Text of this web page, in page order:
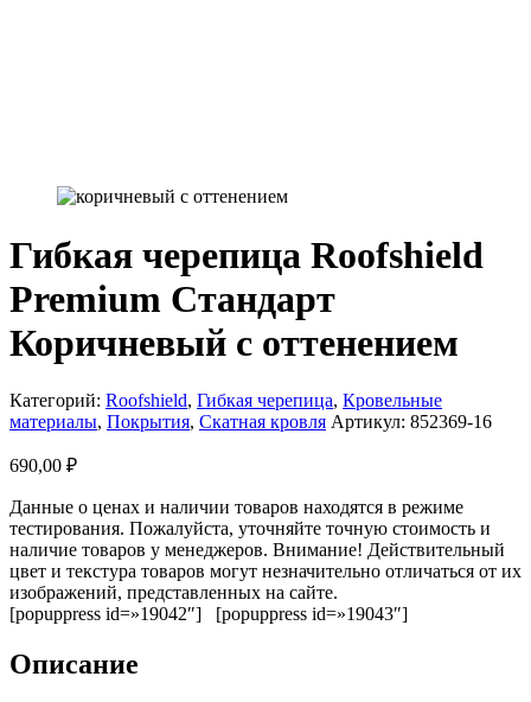
Гибкая черепица Roofshield
Premium Стандарт
Коричневый с оттенением
Категорий: Roofshield, Гибкая черепица, Кровельные
материалы, Покрытия, Скатная кровля Артикул: 852369-16
690,00 ₽
Данные о ценах и наличии товаров находятся в режиме
тестирования. Пожалуйста, уточняйте точную стоимость и
наличие товаров у менеджеров. Внимание! Действительный
цвет и текстура товаров могут незначительно отличаться от их
изображений, представленных на сайте.
[popuppress id=»19042″] [popuppress id=»19043″]
Описание